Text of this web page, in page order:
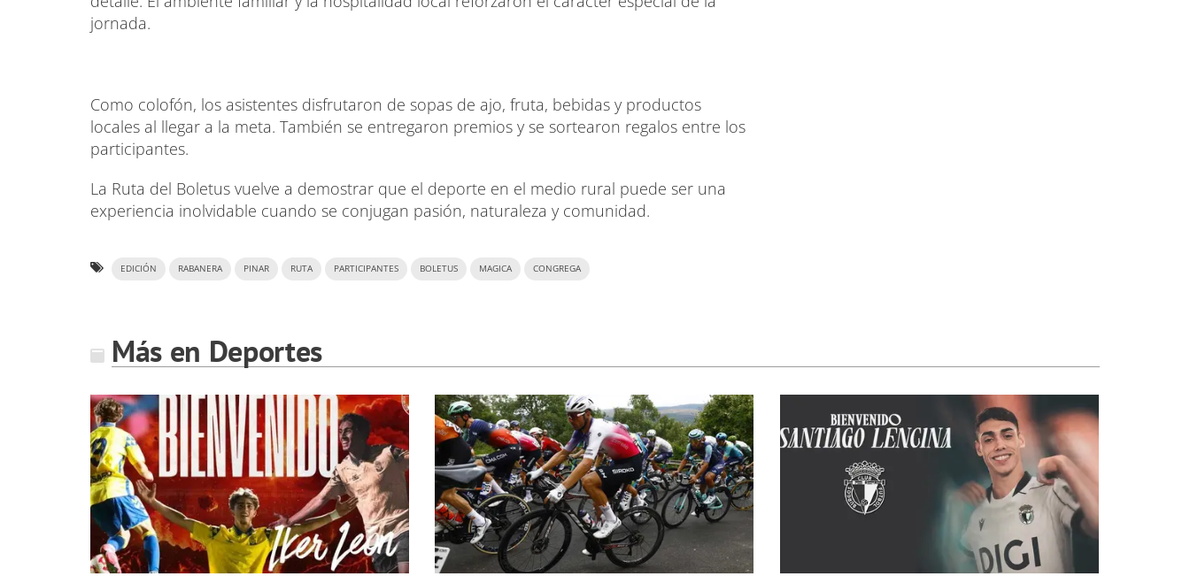
jornada.
Como colofón, los asistentes disfrutaron de sopas de ajo, fruta, bebidas y productos
locales al llegar a la meta. También se entregaron premios y se sortearon regalos entre los
participantes.
La Ruta del Boletus vuelve a demostrar que el deporte en el medio rural puede ser una
experiencia inolvidable cuando se conjugan pasión, naturaleza y comunidad.
EDICIÓN RABANERA PINAR RUTA PARTICIPANTES BOLETUS MAGICA CONGREGA
Más en Deportes